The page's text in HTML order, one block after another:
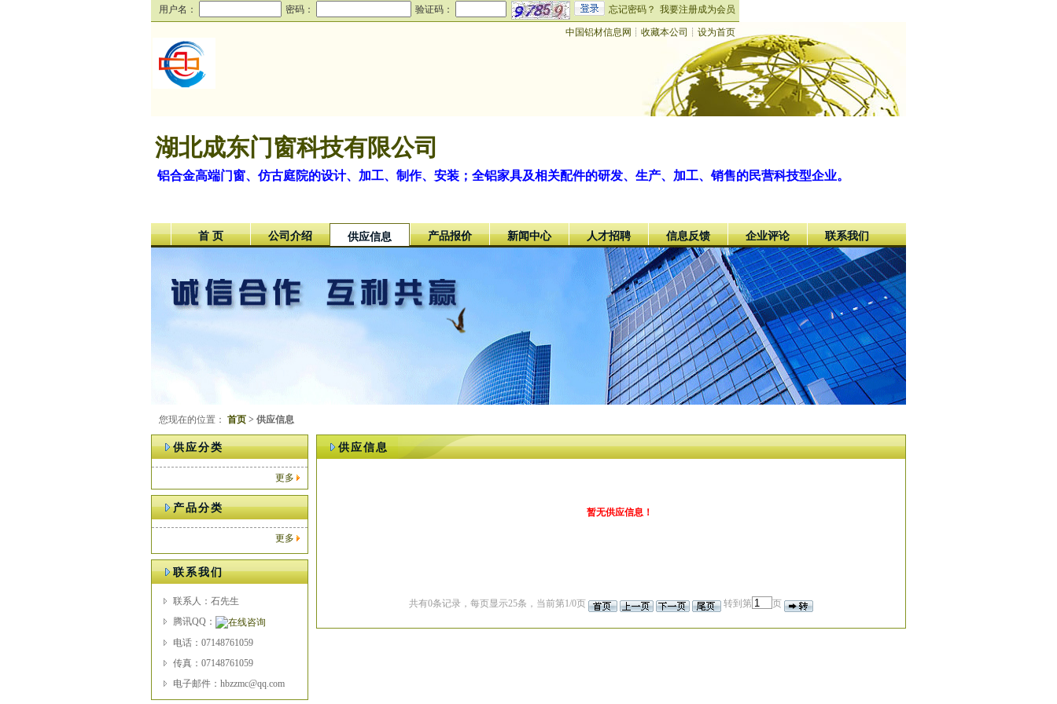
用户名： 密码： 验证码： 忘记密码？ 我要注册成为会员
中国铝材信息网 ┊ 收藏本公司 ┊ 设为首页
湖北成东门窗科技有限公司
铝合金高端门窗、仿古庭院的设计、加工、制作、安装；全铝家具及相关配件的研发、生产、加工、销售的民营科技型企业。
首 页 公司介绍 供应信息 产品报价 新闻中心 人才招聘 信息反馈 企业评论 联系我们
您现在的位置： 首页 > 供应信息
供应分类
更多
产品分类
更多
联系我们
联系人：石先生
腾讯QQ：
电话：07148761059
传真：07148761059
电子邮件：hbzzmc@qq.com
供应信息
暂无供应信息！
共有0条记录，每页显示25条，当前第1/0页 转到第 页